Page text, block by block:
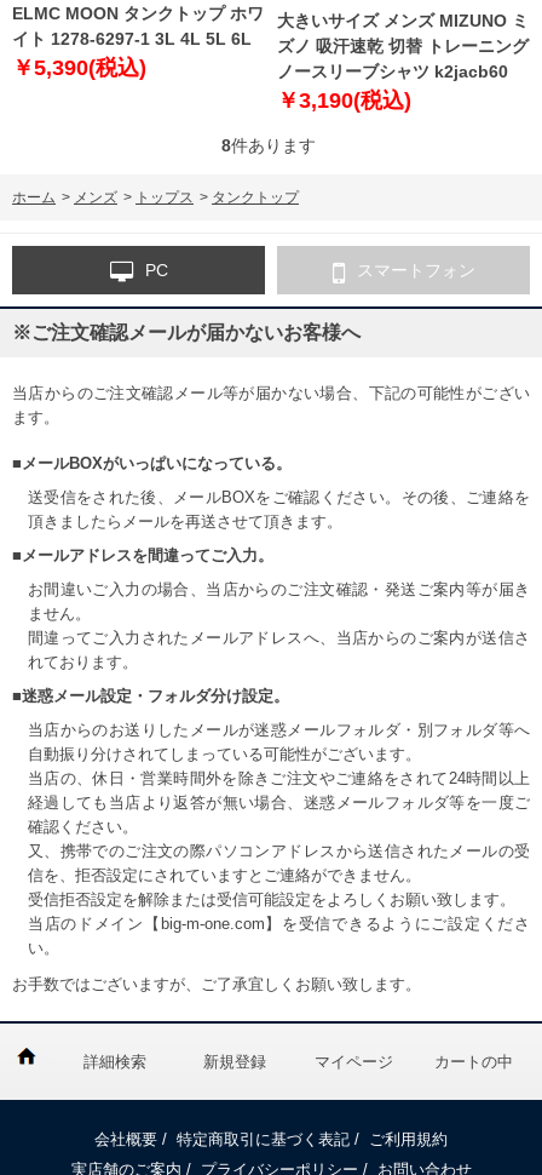
ELMC MOON タンクトップ ホワ
イト 1278-6297-1 3L 4L 5L 6L
￥5,390(税込)
大きいサイズ メンズ MIZUNO ミ
ズノ 吸汗速乾 切替 トレーニング
ノースリーブシャツ k2jacb60
￥3,190(税込)
8件あります
ホーム > メンズ > トップス > タンクトップ
PC スマートフォン
※ご注文確認メールが届かないお客様へ
当店からのご注文確認メール等が届かない場合、下記の可能性がござい
ます。
■メールBOXがいっぱいになっている。
送受信をされた後、メールBOXをご確認ください。その後、ご連絡を
頂きましたらメールを再送させて頂きます。
■メールアドレスを間違ってご入力。
お間違いご入力の場合、当店からのご注文確認・発送ご案内等が届き
ません。
間違ってご入力されたメールアドレスへ、当店からのご案内が送信さ
れております。
■迷惑メール設定・フォルダ分け設定。
当店からのお送りしたメールが迷惑メールフォルダ・別フォルダ等へ
自動振り分けされてしまっている可能性がございます。
当店の、休日・営業時間外を除きご注文やご連絡をされて24時間以上
経過しても当店より返答が無い場合、迷惑メールフォルダ等を一度ご
確認ください。
又、携帯でのご注文の際パソコンアドレスから送信されたメールの受
信を、拒否設定にされていますとご連絡ができません。
受信拒否設定を解除または受信可能設定をよろしくお願い致します。
当店のドメイン【big-m-one.com】を受信できるようにご設定くださ
い。
お手数ではございますが、ご了承宜しくお願い致します。
詳細検索 新規登録 マイページ カートの中
会社概要 / 特定商取引に基づく表記 / ご利用規約
実店舗のご案内 / プライバシーポリシー / お問い合わせ